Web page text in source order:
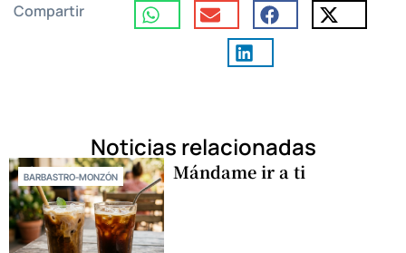
Compartir
Noticias relacionadas
BARBASTRO-MONZÓN Mándame ir a ti